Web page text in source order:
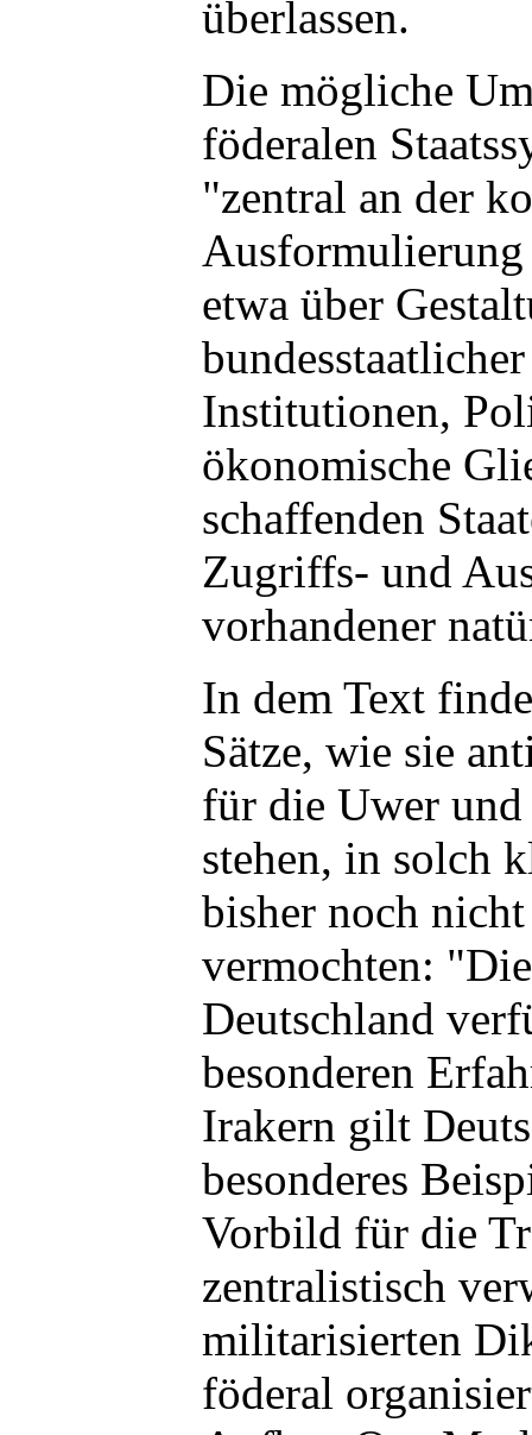
überlassen.
Die mögliche
föderalen
"zentral an der
Ausformulierung
etwa über
Institutionen,
ökonomische
schaffenden
Zugriffs- und
vorhandener
In dem Text
Sätze, wie sie
für die Uwer und
stehen, in solch
bisher noch
vermochten:
Deutschland
besonderen
Irakern gilt
besonderes
Vorbild für die
zentralistisch
militarisierten
föderal